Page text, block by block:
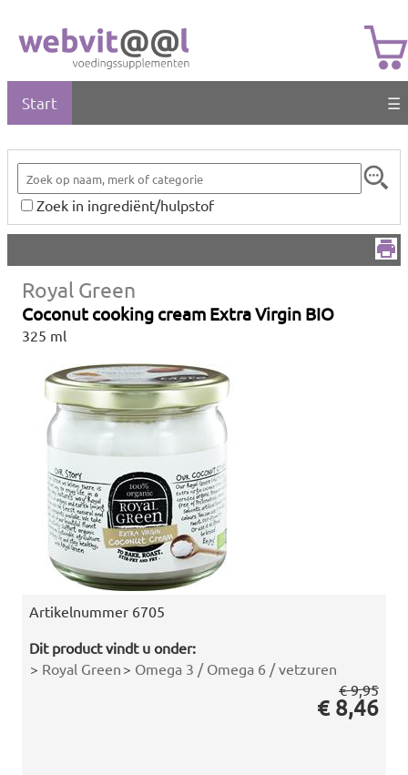
Start ☰
Zoek in ingrediënt/hulpstof
Royal Green
Coconut cooking cream Extra Virgin BIO
325 ml
Artikelnummer 6705
Dit product vindt u onder:
> Royal Green > Omega 3 / Omega 6 / vetzuren
€ 9,95
€ 8,46